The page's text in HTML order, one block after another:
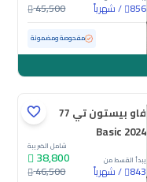
856
/شهرياً 45,500
مفحوصة ومضمونة
فاو بيستون تي 77
Basic 2024
يبدأ القسط من
843
/شهرياً
شامل الضريبة
38,800
46,500